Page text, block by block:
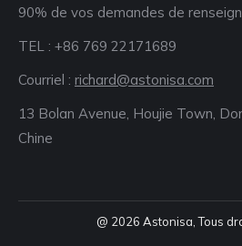
90% de vos demandes de
TEL : +86 769 22171689
Courriel : richard@astonisa.com
13 Bolan Avenue, Houjie Town,
Chine
@ 2026 Astonisa, Tous